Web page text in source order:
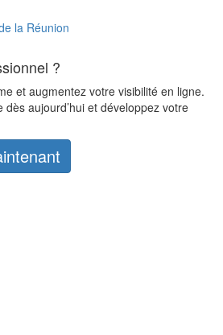
?
et augmentez votre visibilité en ligne.
aujourd’hui et développez votre